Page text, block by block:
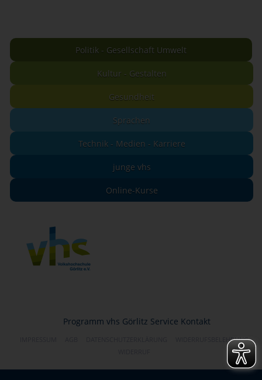
Politik - Gesellschaft Umwelt
Kultur - Gestalten
Gesundheit
Sprachen
Technik - Medien - Karriere
junge vhs
Online-Kurse
Programm vhs Görlitz Service Kontakt
WIDERRUFSBELEHRUNG